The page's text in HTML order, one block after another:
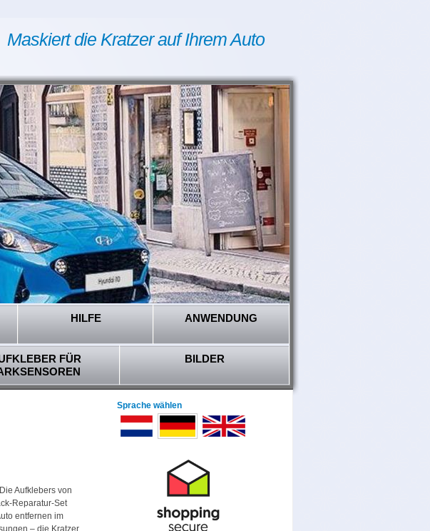
Maskiert die Kratzer auf Ihrem Auto
HILFE ANWENDUNG
FÜR
BILDER
Aufklebers von
Reparatur-Set
entfernen im
– die Kratzer
Sprache wählen